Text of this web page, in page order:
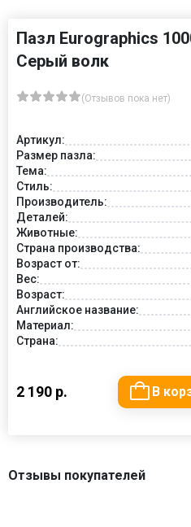
Пазл Eurographics
Серый волк
(Отзывов пока нет)
Артикул:
Размер пазла:
Тема:
Стиль:
Производитель:
Деталей:
Животные:
Страна производства:
Возраст от:
Вес:
Возраст:
Английское название:
Материал:
Страна:
2 190 р. В
Отзывы покупателей